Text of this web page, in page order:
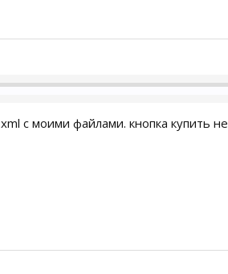
с моими файлами. кнопка купить не